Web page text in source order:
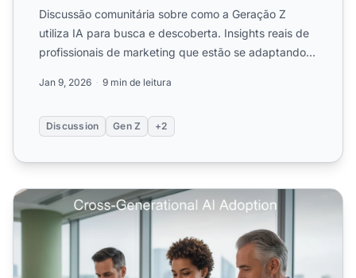
Discussão comunitária sobre como a Geração Z
utiliza IA para busca e descoberta. Insights reais de
profissionais de marketing que estão se adaptando
Jan 9, 2026 9 min de leitura
Discussion Gen Z +2
Adoção de IA entre Gerações